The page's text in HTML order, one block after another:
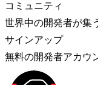
コミュニティ
世界中の開発者が集
サインアップ
無料の開発者アカウ